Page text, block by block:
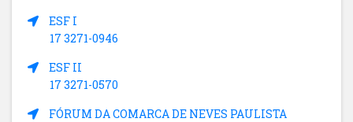
ESF I
17 3271-0946
ESF II
17 3271-0570
FÓRUM DA COMARCA DE NEVES PAULISTA